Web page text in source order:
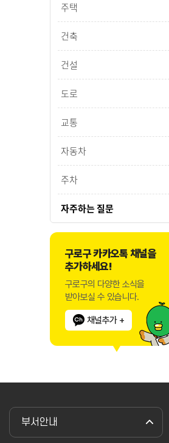
주택
건축
건설
도로
교통
자동차
주차
자주하는 질문
구로구 카카오톡 채널을
추가하세요!
구로구의 다양한 소식을
받아보실 수 있습니다.
채널추가 +
부서안내